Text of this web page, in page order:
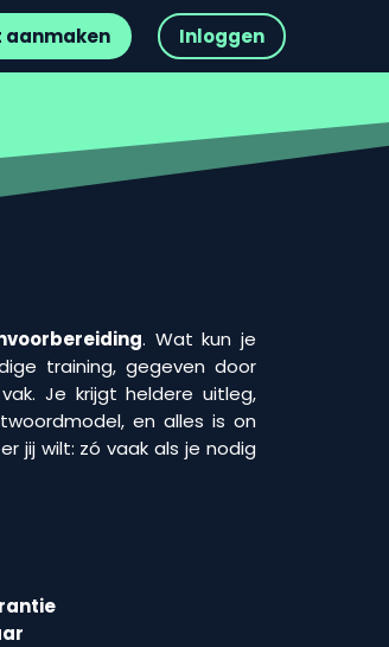
aanmaken Inloggen
. Wat kun je
training, gegeven door
Je krijgt heldere uitleg,
en alles is on
jij wilt: zó vaak als je nodig